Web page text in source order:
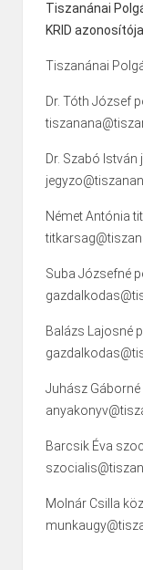
Tiszanánai
KRID
Tiszanánai
Dr. Tóth József
Dr. Szabó István
Német Antónia
Suba Józsefné
Balázs Lajosné
Juhász
Barcsik Éva
Molnár Csilla